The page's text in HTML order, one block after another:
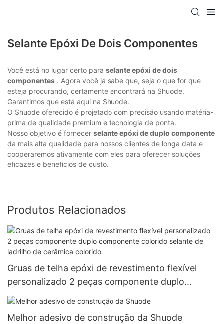
Selante Epóxi De Dois Componentes
Você está no lugar certo para selante epóxi de dois
componentes . Agora você já sabe que, seja o que for que
esteja procurando, certamente encontrará na Shuode.
Garantimos que está aqui na Shuode.
O Shuode oferecido é projetado com precisão usando matéria-
prima de qualidade premium e tecnologia de ponta.
Nosso objetivo é fornecer selante epóxi de duplo componente
da mais alta qualidade para nossos clientes de longa data e
cooperaremos ativamente com eles para oferecer soluções
eficazes e benefícios de custo.
Produtos Relacionados
Gruas de telha epóxi de revestimento flexível
personalizado 2 peças componente duplo
componente colorido selante de ladrilho de
Melhor adesivo de construção da Shuode